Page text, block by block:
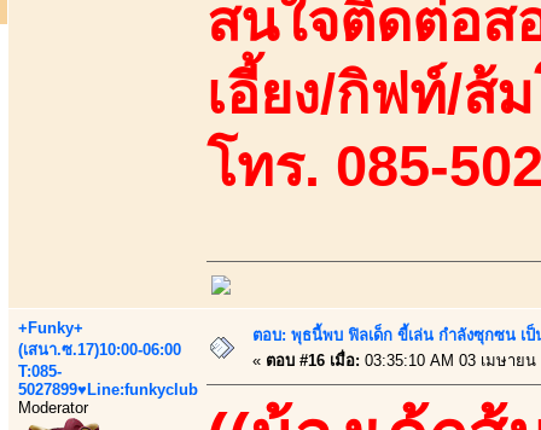
สนใจติดต่อส
เอี้ยง/กิฟท์/ส้
โทร. 085-
+Funky+
(เสนา.ซ.17)10:00-06:00
T:085-
5027899♥Line:funkyclub
Moderator
ตอบ: พุธนี้พบ ฟิลเด็ก ขี้เล่น กำลังซุกซน เ
« ตอบ #16 เมื่อ: 03:35:10 AM 03 เมษายน